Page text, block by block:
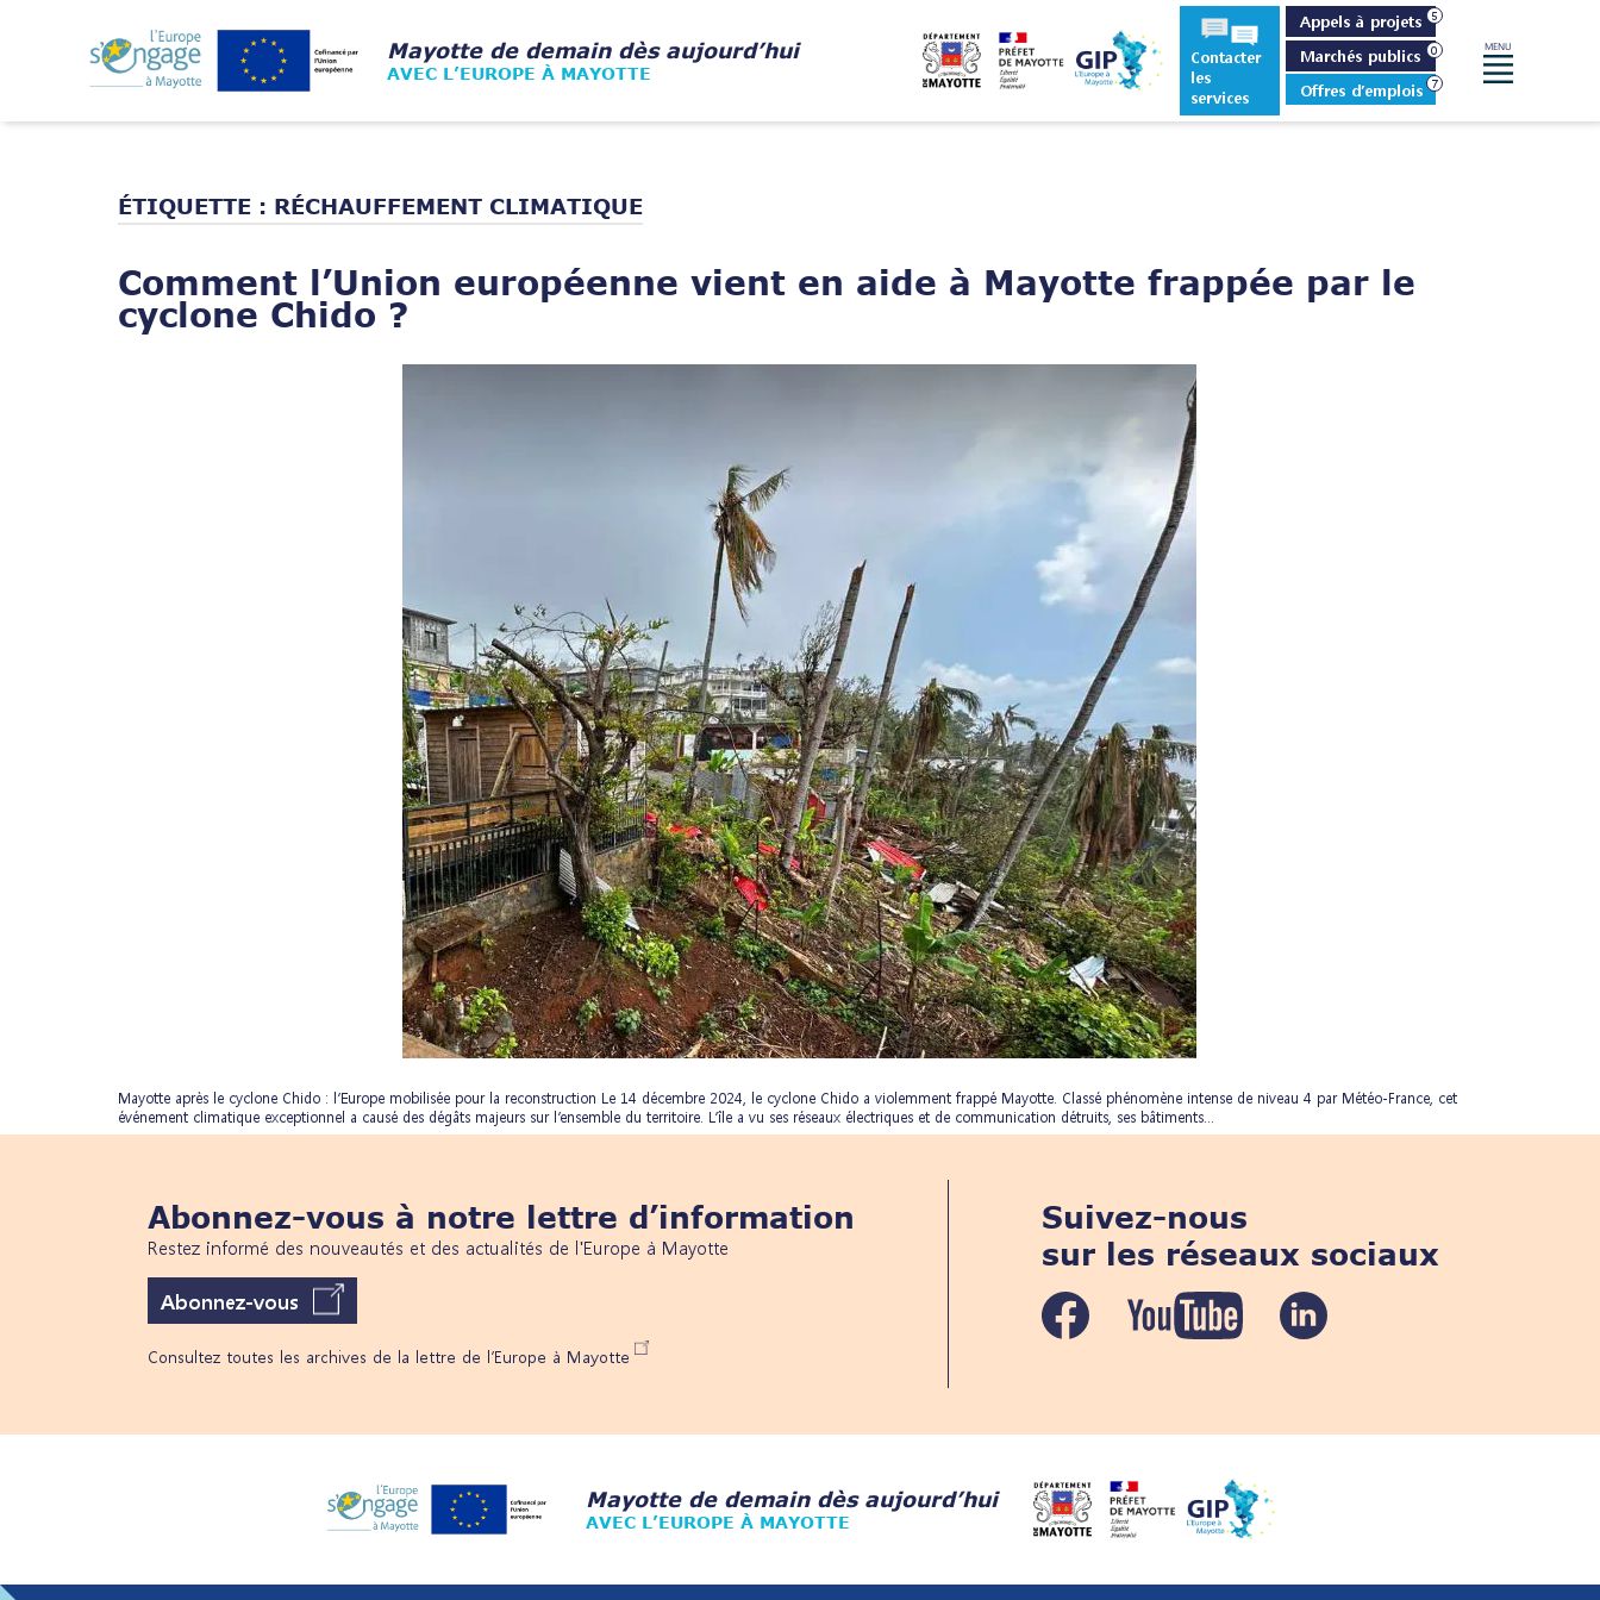
Home
MENU
Menu
Mayotte de demain dès aujourd’hui
AVEC L’EUROPE À MAYOTTE
Contacter
les
services
Appels à projets
Marchés publics
Offres d’emplois
ÉTIQUETTE : RÉCHAUFFEMENT CLIMATIQUE
Comment l’Union européenne vient en aide à Mayotte frappée par le
cyclone Chido ?
Open post
Mayotte après le cyclone Chido : l’Europe mobilisée pour la reconstruction Le 14 décembre 2024, le cyclone Chido a violemment frappé Mayotte. Classé phénomène intense de niveau 4 par Météo-France, cet
événement climatique exceptionnel a causé des dégâts majeurs sur l’ensemble du territoire. L’île a vu ses réseaux électriques et de communication détruits, ses bâtiments...
Abonnez-vous à notre lettre d’information
Restez informé des nouveautés et des actualités de l'Europe à Mayotte
Abonnez-vous
Consultez toutes les archives de la lettre de l’Europe à Mayotte
Suivez-nous
sur les réseaux sociaux
Mayotte de demain dès aujourd’hui
AVEC L’EUROPE À MAYOTTE